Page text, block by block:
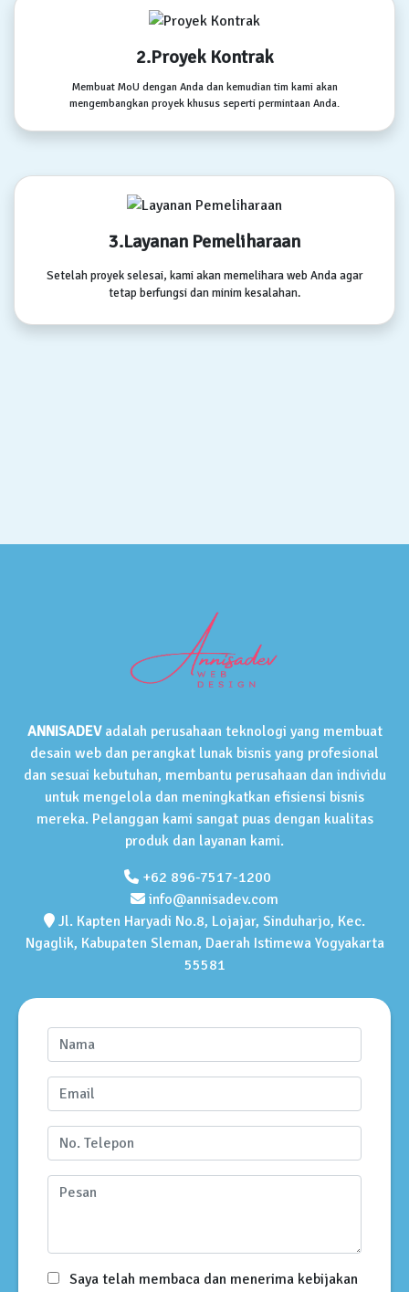
2.Proyek Kontrak
Membuat MoU dengan Anda dan kemudian tim kami akan
mengembangkan proyek khusus seperti permintaan Anda.
3.Layanan Pemeliharaan
Setelah proyek selesai, kami akan memelihara web Anda agar
tetap berfungsi dan minim kesalahan.
ANNISADEVadalah perusahaan teknologi yang membuat
desain web dan perangkat lunak bisnis yang profesional
dan sesuai kebutuhan, membantu perusahaan dan individu
untuk mengelola dan meningkatkan efisiensi bisnis
mereka. Pelanggan kami sangat puas dengan kualitas
produk dan layanan kami.
+62 896-7517-1200
info@annisadev.com
Jl. Kapten Haryadi No.8, Lojajar, Sinduharjo, Kec.
Ngaglik, Kabupaten Sleman, Daerah Istimewa Yogyakarta
55581
Saya telah membaca dan menerima kebijakan